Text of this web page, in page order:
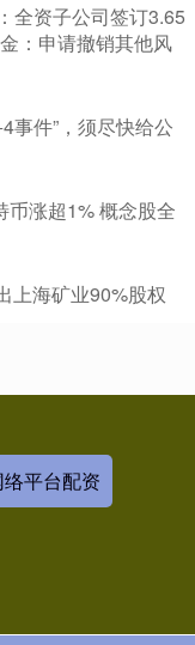
全资子公司签订3.65
：申请撤销其他风
事件”，须尽快给公
币涨超1% 概念股全
上海矿业90%股权
络平台配资